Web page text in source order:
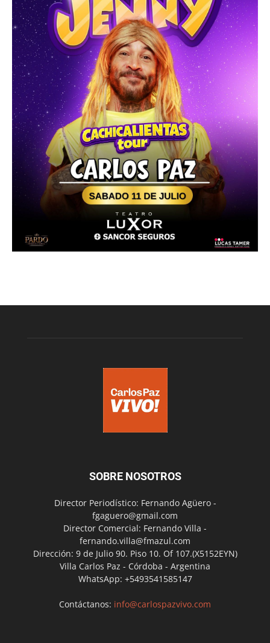
SOBRE NOSOTROS
Director Periodístico: Fernando Agüero -
fgaguero@gmail.com
Director Comercial: Fernando Villa -
fernando.villa@fmazul.com
Dirección: 9 de Julio 90. Piso 10. Of 107.(X5152EYN)
Villa Carlos Paz - Córdoba - Argentina
WhatsApp: +5493541585147
Contáctanos: info@carlospazvivo.com